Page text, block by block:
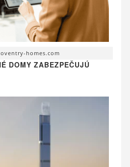
homes.com
DOMY ZABEZPEČUJÚ